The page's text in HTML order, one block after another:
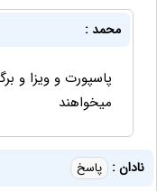
محمد :
پاسپورت و ويزا و
ميخواهند
نادان : پاسخ